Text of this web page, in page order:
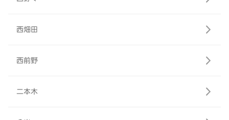
西畑田
西前野
二本木